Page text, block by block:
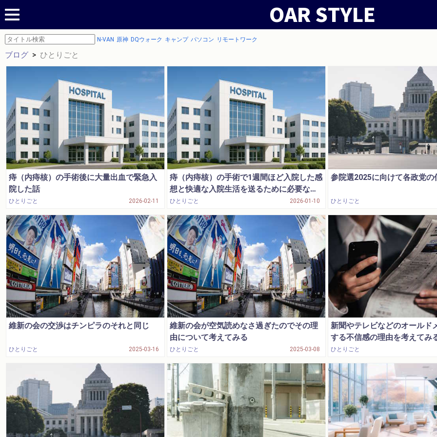
N-VAN 原神 DQウォーク キャンプ パソコン リモートワーク
ブログ > ひとりごと
痔（内痔核）の手術後に大量出血で緊急入
院した話
ひとりごと 2026-02-11
痔（内痔核）の手術で1週間ほど入院した感
想と快適な入院生活を送るために必要なこ
と
ひとりごと 2026-01-10
参院選2025に向けて各政党の
ひとりごと
維新の会の交渉はチンピラのそれと同じ
ひとりごと 2025-03-16
維新の会が空気読めなさ過ぎたのでその理
由について考えてみる
ひとりごと 2025-03-08
新聞やテレビなどのオールド
する不信感の理由を考えてみ
ひとりごと